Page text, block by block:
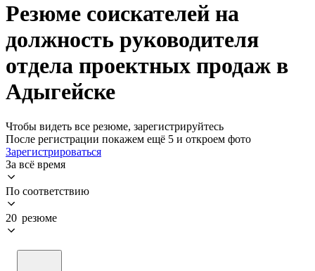
Резюме соискателей на
должность руководителя
отдела проектных продаж в
Адыгейске
Чтобы видеть все резюме, зарегистрируйтесь
После регистрации покажем ещё 5 и откроем фото
Зарегистрироваться
За всё время
По соответствию
20 резюме